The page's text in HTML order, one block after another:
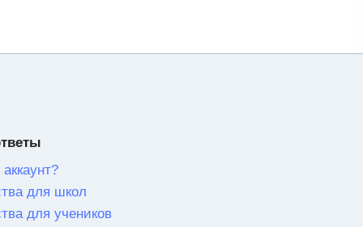
для школ
для учеников